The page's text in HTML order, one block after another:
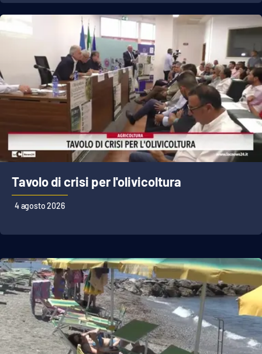
Apple
Tavolo di crisi per l'olivicoltura
4 agosto 2026